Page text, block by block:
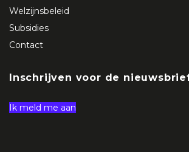
Welzijnsbeleid
Subsidies
Contact
Inschrijven voor de
Ik meld me aan